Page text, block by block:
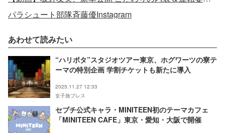
パラシュート部隊斉藤優Instagram
あわせて読みたい
“ハリポタ”スタジオツアー東京、ホグワーツの寮テ
ーマの特別企画 学割チケットも新たに導入
2025.11.27 12:33
女子旅プレス
セブチ公式キャラ・MINITEEN初のテーマカフェ
「MINITEEN CAFE」東京・愛知・大阪で開催